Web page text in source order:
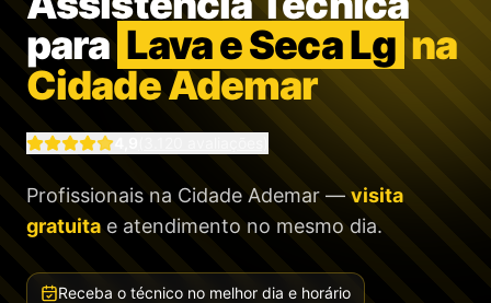
para Lava e Seca Lg na
Cidade Ademar
Profissionais na Cidade Ademar — visita
gratuita e atendimento no mesmo dia.
Receba o técnico no melhor dia e horário